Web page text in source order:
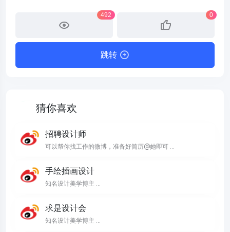
492 0
跳转
猜你喜欢
招聘设计师
可以帮你找工作的微博，准备好简历@她即可 ...
手绘插画设计
知名设计美学博主 ...
求是设计会
知名设计美学博主 ...